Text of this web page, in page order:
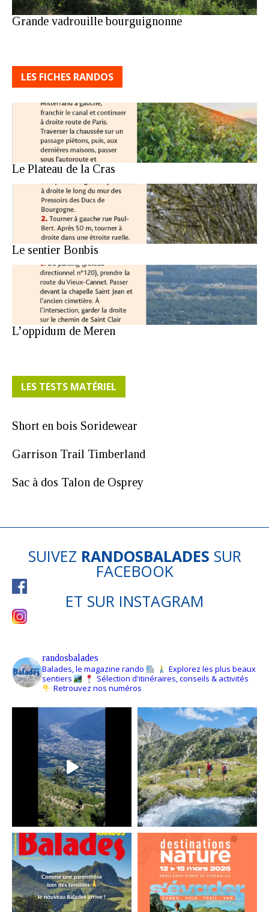
Grande vadrouille bourguignonne
LES FICHES RANDOS
Le Plateau de la Cras
Le sentier Bonbis
L’oppidum de Meren
LES TESTS MATÉRIEL
Short en bois Soridewear
Garrison Trail Timberland
Sac à dos Talon de Osprey
SUIVEZ RANDOSBALADES SUR
FACEBOOK
ET SUR INSTAGRAM
randosbalades
Balades, le magazine rando
Explorez les plus beaux
sentiers
Sélection d'itinéraires, conseils & activités
Retrouvez nos numéros